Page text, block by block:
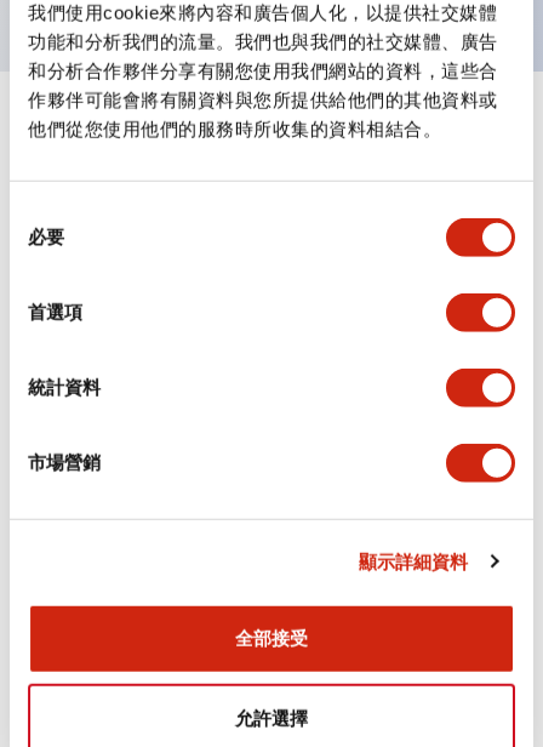
我們使用cookie來將內容和廣告個人化，以提供社交媒體
功能和分析我們的流量。我們也與我們的社交媒體、廣告
和分析合作夥伴分享有關您使用我們網站的資料，這些合
作夥伴可能會將有關資料與您所提供給他們的其他資料或
他們從您使用他們的服務時所收集的資料相結合。
必要
首選項
統計資料
市場營銷
顯示詳細資料
全部接受
允許選擇
規格
審美規範
環境規範
功能規格
機械規格
型錄和宣傳手冊 CAD檔 認證與標準